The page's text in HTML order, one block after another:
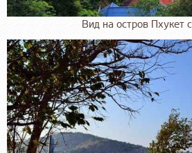
Вид на остров Пхукет